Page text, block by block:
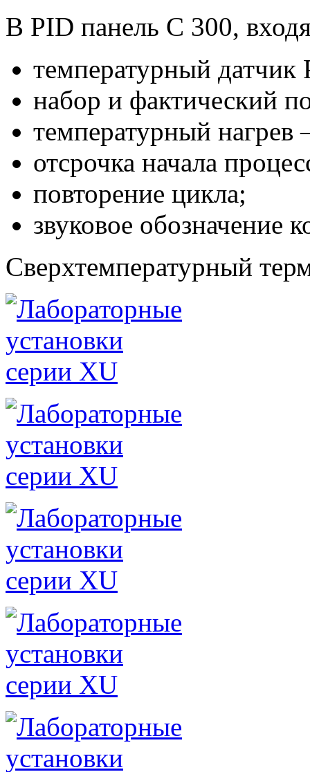
В PID панель С 300,
температурный датчик
набор и фактический
температурный
отсрочка начала
повторение цикла;
звуковое обозначение
Сверхтемпературный